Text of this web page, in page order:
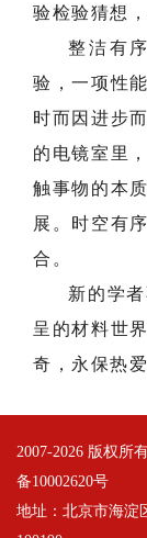
验检验猜想
整洁有
验，一项性
时而因进步
的电镜室里
触事物的本
展。时空有
合。
新的学
呈的材料世
奇，永保热爱
2007-2026 版权所
备10002620号
地址：北京市海淀